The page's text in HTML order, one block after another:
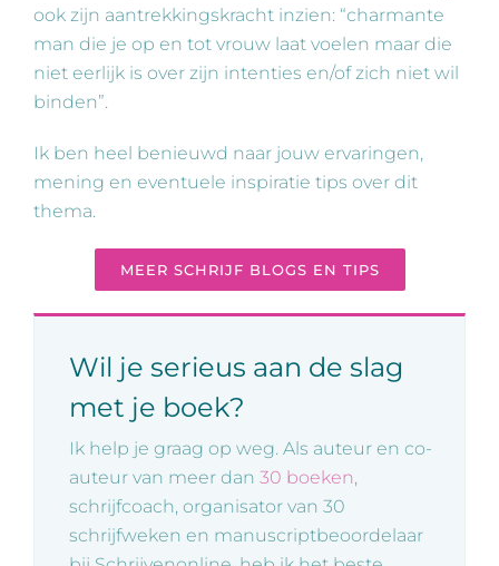
ook zijn aantrekkingskracht inzien: “charmante
man die je op en tot vrouw laat voelen maar die
niet eerlijk is over zijn intenties en/of zich niet wil
binden”.
Ik ben heel benieuwd naar jouw ervaringen,
mening en eventuele inspiratie tips over dit
thema.
MEER SCHRIJF BLOGS EN TIPS
Wil je serieus aan de slag
met je boek?
Ik help je graag op weg. Als auteur en co-
auteur van meer dan 30 boeken,
schrijfcoach, organisator van 30
schrijfweken en manuscriptbeoordelaar